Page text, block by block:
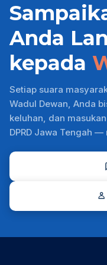
Anda
kepada
Setiap suara
Wadul Dewan, Anda
keluhan, dan
DPRD Jawa Tengah